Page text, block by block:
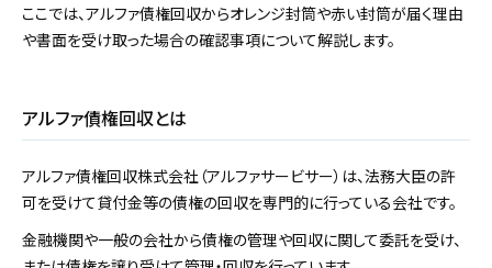
ここでは、アルファ債権回収からオレンジ封筒や赤い封筒が届く理由
や書面を受け取った場合の確認事項について解説します。
アルファ債権回収とは
アルファ債権回収株式会社（アルファサービサー）は、法務大臣の許
可を受けて貸付金等の債権の回収を専門的に行っている会社です。
金融機関や一般の会社から債権の管理や回収に関して委託を受け、